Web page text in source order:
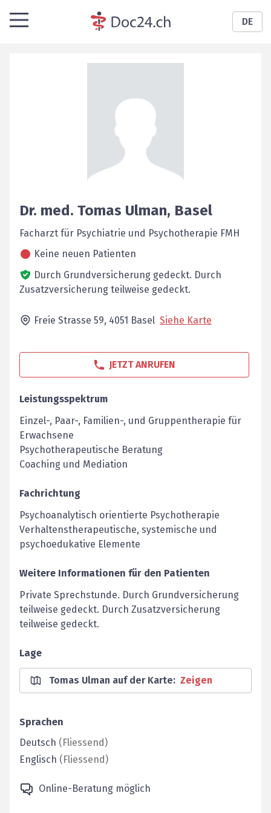
DE
Dr. med. Tomas Ulman, Basel
Facharzt für Psychiatrie und Psychotherapie FMH
Keine neuen Patienten
Durch Grundversicherung gedeckt. Durch
Zusatzversicherung teilweise gedeckt.
Freie Strasse 59, 4051 Basel Siehe Karte
JETZT ANRUFEN
Leistungsspektrum
Einzel-, Paar-, Familien-, und Gruppentherapie für
Erwachsene
Psychotherapeutische Beratung
Coaching und Mediation
Fachrichtung
Psychoanalytisch orientierte Psychotherapie
Verhaltenstherapeutische, systemische und
psychoedukative Elemente
Weitere Informationen für den Patienten
Private Sprechstunde. Durch Grundversicherung
teilweise gedeckt. Durch Zusatzversicherung
teilweise gedeckt.
Lage
Tomas Ulman auf der Karte: Zeigen
Sprachen
Deutsch (Fliessend)
Englisch (Fliessend)
Online-Beratung möglich